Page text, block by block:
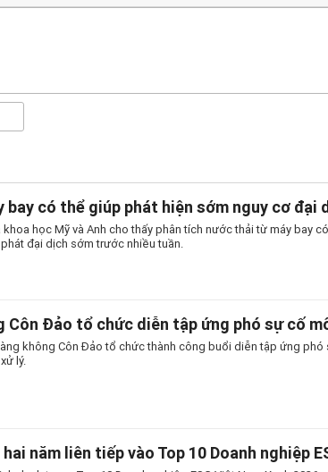
có thể giúp phát hiện sớm nguy cơ đại
học Mỹ và Anh cho thấy phân tích nước thải từ máy bay
đại dịch sớm trước nhiều tuần.
Côn Đảo tổ chức diễn tập ứng phó sự cố
không Côn Đảo tổ chức thành công buổi diễn tập ứng
lý.
năm liên tiếp vào Top 10 Doanh nghiệp